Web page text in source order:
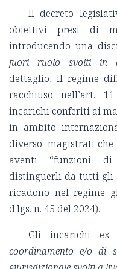
Il decreto
obiettivi presi di
introducendo una
fuori ruolo svolti in
dettaglio, il regime
racchiuso nell’art.
incarichi conferiti ai
in ambito
diverso: magistrati che
aventi “funzioni
distinguerli da tutti gli
ricadono nel regime
d.lgs. n. 45 del 2024).
Gli incarichi
coordinamento e/o di